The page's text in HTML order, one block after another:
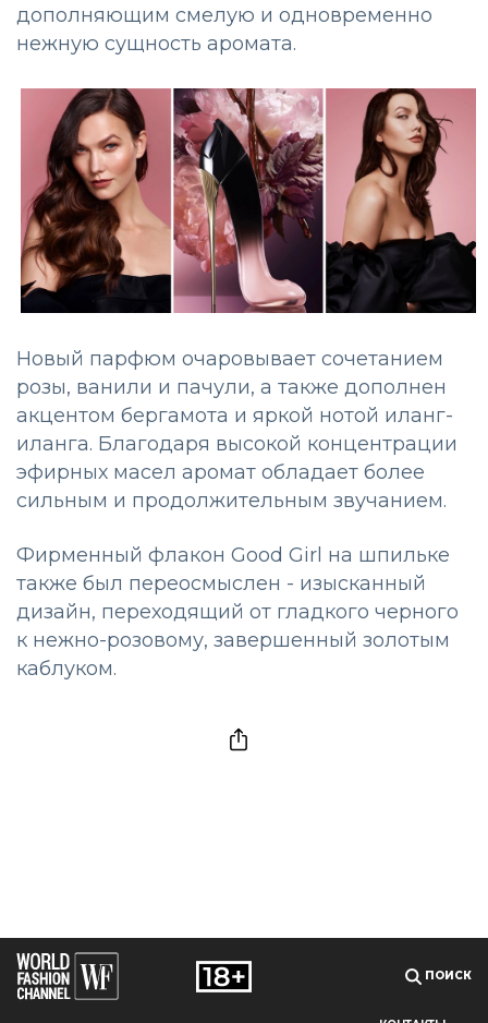
дополняющим смелую и одновременно
нежную сущность аромата.
Новый парфюм очаровывает сочетанием
розы, ванили и пачули, а также дополнен
акцентом бергамота и яркой нотой иланг-
иланга. Благодаря высокой концентрации
эфирных масел аромат обладает более
сильным и продолжительным звучанием.
Фирменный флакон Good Girl на шпильке
также был переосмыслен - изысканный
дизайн, переходящий от гладкого черного
к нежно-розовому, завершенный золотым
каблуком.
ПОИСК